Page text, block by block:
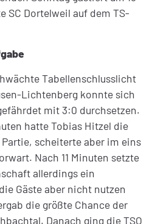
SC Dortelweil auf dem TS-
Tabellenschlusslicht
Lichtenberg konnte sich
mit 3:0 durchsetzen.
hatte Tobias Hitzel die
scheiterte aber im eins
Nach 11 Minuten setzte
allerdings ein
Gäste aber nicht nutzen
die größte Chance der
Danach ging die TSO